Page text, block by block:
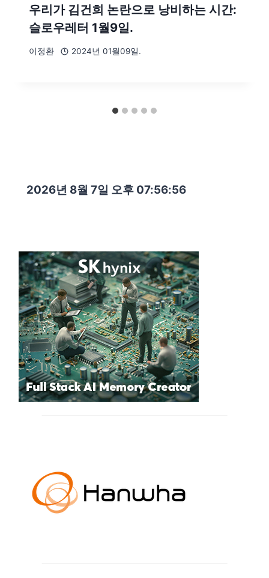
우리가 김건희 논란으로 낭비하는 시간:
슬로우레터 1월9일.
이정환 2024년 01월09일.
2026년 8월 7일 오후 07:56:58